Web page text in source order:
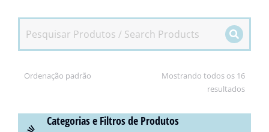
Mostrando todos os 16
resultados
Categorias e Filtros de Produtos